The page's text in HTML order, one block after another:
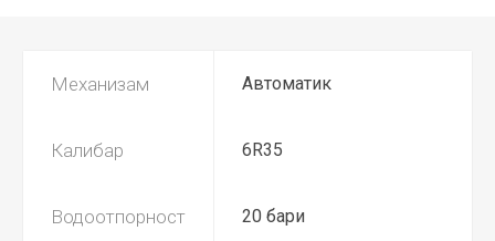
Механизам Автоматик
Калибар 6R35
Водоотпорност 20 бари